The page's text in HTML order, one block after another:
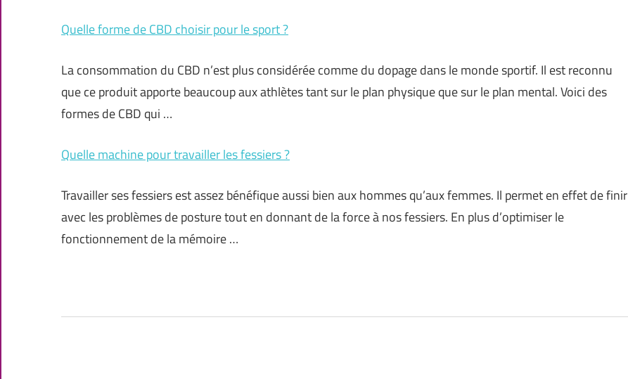
Quelle forme de CBD choisir pour le sport ?
La consommation du CBD n’est plus considérée comme du dopage dans le monde sportif. Il est reconnu
que ce produit apporte beaucoup aux athlètes tant sur le plan physique que sur le plan mental. Voici des
formes de CBD qui …
Quelle machine pour travailler les fessiers ?
Travailler ses fessiers est assez bénéfique aussi bien aux hommes qu’aux femmes. Il permet en effet de finir
avec les problèmes de posture tout en donnant de la force à nos fessiers. En plus d’optimiser le
fonctionnement de la mémoire …